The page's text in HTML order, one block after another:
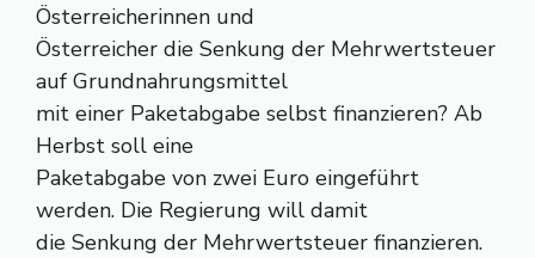
Österreicherinnen und
Österreicher die Senkung der Mehrwertsteuer
auf Grundnahrungsmittel
mit einer Paketabgabe selbst finanzieren? Ab
Herbst soll eine
Paketabgabe von zwei Euro eingeführt
werden. Die Regierung will damit
die Senkung der Mehrwertsteuer finanzieren.